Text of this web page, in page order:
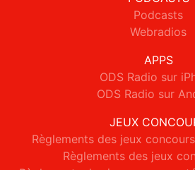
Podcasts
Webradios
APPS
ODS Radio sur
ODS Radio sur
JEUX
Règlements des jeux
Règlements des jeux